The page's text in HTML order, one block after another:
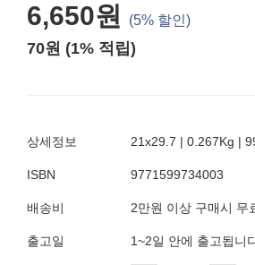
6,650원 (5% 할인)
70원 (1% 적립)
상세정보 21x29.7 | 0.267Kg |
ISBN 9771599734003
배송비 2만원 이상 구매시 무
출고일 1~2일 안에 출고됩니